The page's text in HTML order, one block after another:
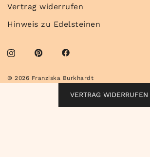
Vertrag widerrufen
Hinweis zu Edelsteinen
© 2026 Franziska Burkhardt
VERTRAG WIDERRUFEN